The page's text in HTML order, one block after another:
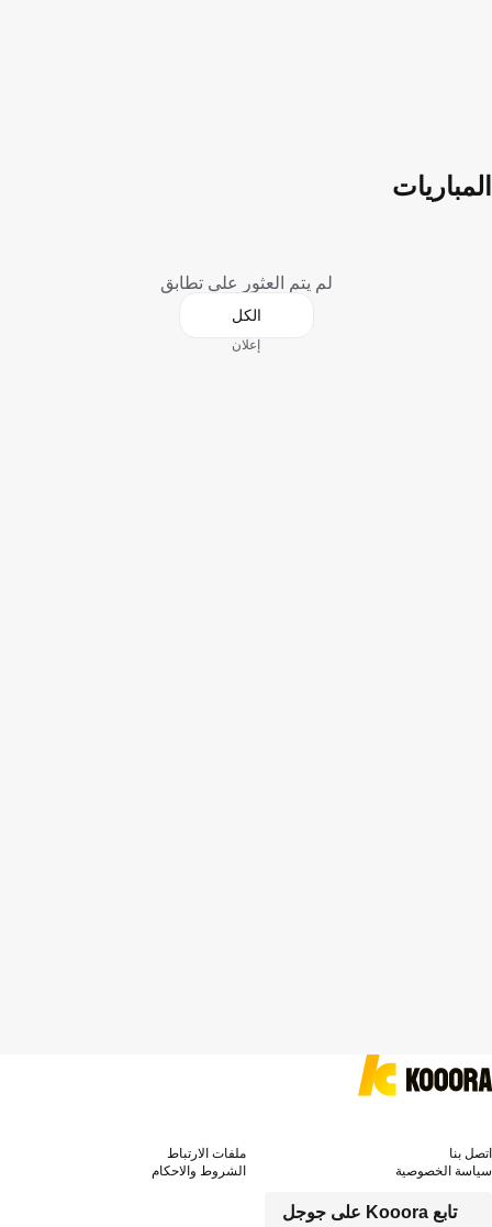
المباريات
لم يتم العثور على تطابق
الكل
إعلان
تابع Kooora على جوجل
اتصل بنا
ملفات الارتباط
سياسة الخصوصية
الشروط والاحكام